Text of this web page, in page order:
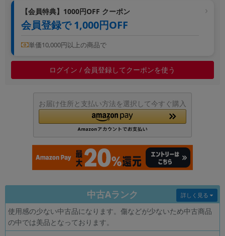
【会員特典】1000円OFF クーポン
会員登録で 1,000円OFF
単価10,000円以上の商品で
ログイン / 会員登録してクーポンを使う
お届け住所と支払い方法を選択して今すぐ購入
中古Aランク
使用感の少ない中古品になります。傷などが少ないため中古商品
の中では美品となっております。
詳しく見る
モニタサイズ
~
年 月 から
年 月 まで
各項目のチェックボックスは「or検索」となります。
ただし機能別のみ「and検索」となります。